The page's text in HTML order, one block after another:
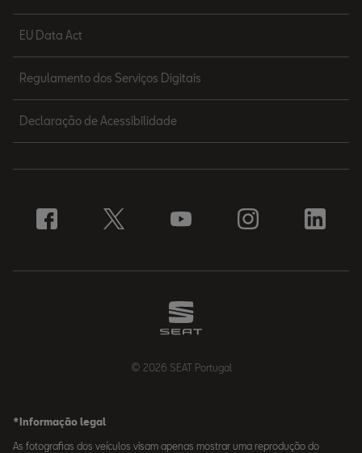
EU Data Act
Regulamento dos Serviços Digitais
Declaração de Acessibilidade
© 2026 SEAT Portugal
*Informação legal
As fotografias dos veículos visam apenas mostrar uma reprodução do